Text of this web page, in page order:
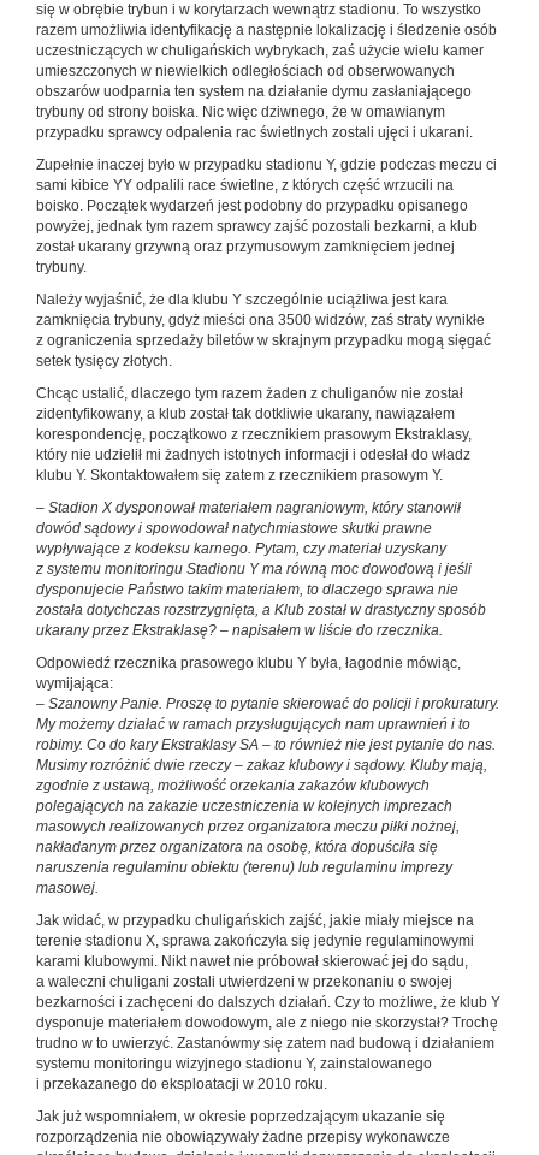
się w obrębie trybun i w korytarzach wewnątrz stadionu. To wszystko
razem umożliwia identyfikację a następnie lokalizację i śledzenie osób
uczestniczących w chuligańskich wybrykach, zaś użycie wielu kamer
umieszczonych w niewielkich odległościach od obserwowanych
obszarów uodparnia ten system na działanie dymu zasłaniającego
trybuny od strony boiska. Nic więc dziwnego, że w omawianym
przypadku sprawcy odpalenia rac świetlnych zostali ujęci i ukarani.
Zupełnie inaczej było w przypadku stadionu Y, gdzie podczas meczu ci
sami kibice YY odpalili race świetlne, z których część wrzucili na
boisko. Początek wydarzeń jest podobny do przypadku opisanego
powyżej, jednak tym razem sprawcy zajść pozostali bezkarni, a klub
został ukarany grzywną oraz przymusowym zamknięciem jednej
trybuny.
Należy wyjaśnić, że dla klubu Y szczególnie uciążliwa jest kara
zamknięcia trybuny, gdyż mieści ona 3500 widzów, zaś straty wynikłe
z ograniczenia sprzedaży biletów w skrajnym przypadku mogą sięgać
setek tysięcy złotych.
Chcąc ustalić, dlaczego tym razem żaden z chuliganów nie został
zidentyfikowany, a klub został tak dotkliwie ukarany, nawiązałem
korespondencję, początkowo z rzecznikiem prasowym Ekstraklasy,
który nie udzielił mi żadnych istotnych informacji i odesłał do władz
klubu Y. Skontaktowałem się zatem z rzecznikiem prasowym Y.
– Stadion X dysponował materiałem nagraniowym, który stanowił
dowód sądowy i spowodował natychmiastowe skutki prawne
wypływające z kodeksu karnego. Pytam, czy materiał uzyskany
z systemu monitoringu Stadionu Y ma równą moc dowodową i jeśli
dysponujecie Państwo takim materiałem, to dlaczego sprawa nie
została dotychczas rozstrzygnięta, a Klub został w drastyczny sposób
ukarany przez Ekstraklasę? – napisałem w liście do rzecznika.
Odpowiedź rzecznika prasowego klubu Y była, łagodnie mówiąc,
wymijająca:
– Szanowny Panie. Proszę to pytanie skierować do policji i prokuratury.
My możemy działać w ramach przysługujących nam uprawnień i to
robimy. Co do kary Ekstraklasy SA – to również nie jest pytanie do nas.
Musimy rozróżnić dwie rzeczy – zakaz klubowy i sądowy. Kluby mają,
zgodnie z ustawą, możliwość orzekania zakazów klubowych
polegających na zakazie uczestniczenia w kolejnych imprezach
masowych realizowanych przez organizatora meczu piłki nożnej,
nakładanym przez organizatora na osobę, która dopuściła się
naruszenia regulaminu obiektu (terenu) lub regulaminu imprezy
masowej.
Jak widać, w przypadku chuligańskich zajść, jakie miały miejsce na
terenie stadionu X, sprawa zakończyła się jedynie regulaminowymi
karami klubowymi. Nikt nawet nie próbował skierować jej do sądu,
a waleczni chuligani zostali utwierdzeni w przekonaniu o swojej
bezkarności i zachęceni do dalszych działań. Czy to możliwe, że klub Y
dysponuje materiałem dowodowym, ale z niego nie skorzystał? Trochę
trudno w to uwierzyć. Zastanówmy się zatem nad budową i działaniem
systemu monitoringu wizyjnego stadionu Y, zainstalowanego
i przekazanego do eksploatacji w 2010 roku.
Jak już wspomniałem, w okresie poprzedzającym ukazanie się
rozporządzenia nie obowiązywały żadne przepisy wykonawcze